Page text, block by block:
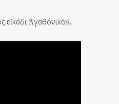
εἰκάδι Ἀγαθόνικον.